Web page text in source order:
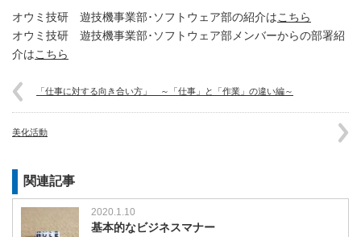
オウミ技研 遊技機事業部･ソフトウェア部の紹介はこちら
オウミ技研 遊技機事業部･ソフトウェア部メンバーからの部署紹
介はこちら
「仕事に対する向き合い方」 ～「仕事」と「作業」の違い編～
美化活動
関連記事
2020.1.10
基本的なビジネスマナー